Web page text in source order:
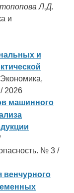
Л.Д.
и
и
2026
машинного
№ 3 /
венчурного